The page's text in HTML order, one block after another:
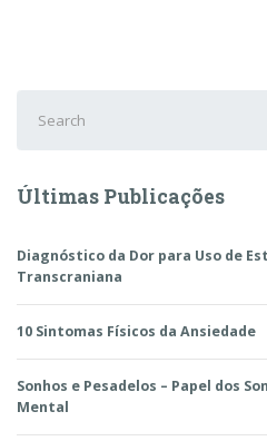
for:
Últimas Publicações
Diagnóstico da Dor para Uso de
Transcraniana
10 Sintomas Físicos da Ansiedade
Sonhos e Pesadelos – Papel dos
Mental